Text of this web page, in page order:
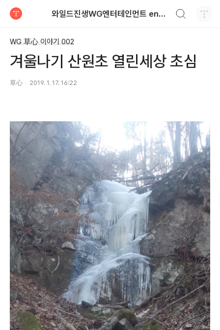
와일드진생WG엔터테인먼트 entertainment
WG 草心 이야기 002
겨울나기 산원초 열린세상 초심
草心 2019. 1. 17. 16:22